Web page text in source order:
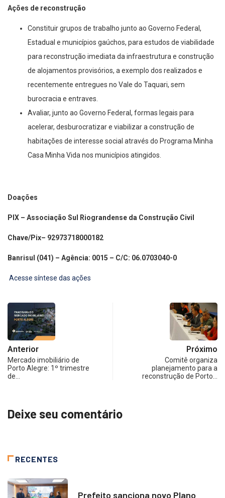
Ações de reconstrução
Constituir grupos de trabalho junto ao Governo Federal,
Estadual e municípios gaúchos, para estudos de viabilidade
para reconstrução imediata da infraestrutura e construção
de alojamentos provisórios, a exemplo dos realizados e
recentemente entregues no Vale do Taquari, sem
burocracia e entraves.
Avaliar, junto ao Governo Federal, formas legais para
acelerar, desburocratizar e viabilizar a construção de
habitações de interesse social através do Programa Minha
Casa Minha Vida nos municípios atingidos.
Doações
PIX – Associação Sul Riograndense da Construção Civil
Chave/Pix– 92973718000182
Banrisul (041) – Agência: 0015 – C/C: 06.0703040-0
Acesse síntese das ações
Anterior
Mercado imobiliário de
Porto Alegre: 1º trimestre
de…
Próximo
Comitê organiza
planejamento para a
reconstrução de Porto…
Deixe seu comentário
RECENTES
Prefeito sanciona novo Plano